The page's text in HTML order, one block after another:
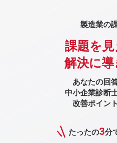
製造業の
課題を見
解決に導
あなたの回
中小企業診断
改善ポイン
たったの3分